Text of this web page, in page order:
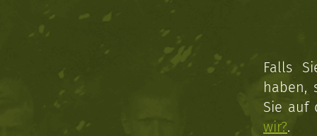
Falls
haben,
Sie auf
wir?.